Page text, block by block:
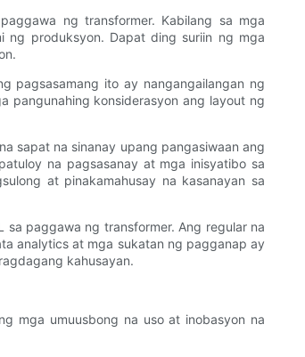
ng transformer. Kabilang sa mga
ng produksyon. Dapat ding suriin ng mga
pagsasamang ito ay nangangailangan ng
pangunahing konsiderasyon ang layout ng
sapat na sinanay upang pangasiwaan ang
na pagsasanay at mga inisyatibo sa
at pinakamahusay na kasanayan sa
paggawa ng transformer. Ang regular na
analytics at mga sukatan ng pagganap ay
kahusayan.
mga umuusbong na uso at inobasyon na